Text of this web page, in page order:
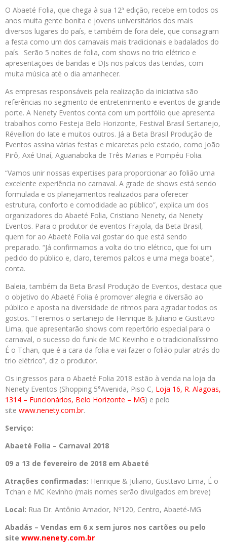
O Abaeté Folia, que chega à sua 12ª edição, recebe em todos os
anos muita gente bonita e jovens universitários dos mais
diversos lugares do país, e também de fora dele, que consagram
a festa como um dos carnavais mais tradicionais e badalados do
país. Serão 5 noites de folia, com shows no trio elétrico e
apresentações de bandas e DJs nos palcos das tendas, com
muita música até o dia amanhecer.
As empresas responsáveis pela realização da iniciativa são
referências no segmento de entretenimento e eventos de grande
porte. A Nenety Eventos conta com um portfólio que apresenta
trabalhos como Festeja Belo Horizonte, Festival Brasil Sertanejo,
Réveillon do Iate e muitos outros. Já a Beta Brasil Produção de
Eventos assina várias festas e micaretas pelo estado, como João
Pirô, Axé Unaí, Aguanaboka de Três Marias e Pompéu Folia.
“Vamos unir nossas expertises para proporcionar ao folião uma
excelente experiência no carnaval. A grade de shows está sendo
formulada e os planejamentos realizados para oferecer
estrutura, conforto e comodidade ao público”, explica um dos
organizadores do Abaeté Folia, Cristiano Nenety, da Nenety
Eventos. Para o produtor de eventos Frajola, da Beta Brasil,
quem for ao Abaeté Folia vai gostar do que está sendo
preparado. “Já confirmamos a volta do trio elétrico, que foi um
pedido do público e, claro, teremos palcos e uma mega boate”,
conta.
Baleia, também da Beta Brasil Produção de Eventos, destaca que
o objetivo do Abaeté Folia é promover alegria e diversão ao
público e aposta na diversidade de ritmos para agradar todos os
gostos. “Teremos o sertanejo de Henrique & Juliano e Gusttavo
Lima, que apresentarão shows com repertório especial para o
carnaval, o sucesso do funk de MC Kevinho e o tradicionalíssimo
É o Tchan, que é a cara da folia e vai fazer o folião pular atrás do
trio elétrico”, diz o produtor.
Os ingressos para o Abaeté Folia 2018 estão à venda na loja da
Nenety Eventos (Shopping 5°Avenida, Piso C, Loja 16, R. Alagoas,
1314 – Funcionários, Belo Horizonte – MG) e pelo
site www.nenety.com.br.
Serviço:
Abaeté Folia – Carnaval 2018
09 a 13 de fevereiro de 2018 em Abaeté
Atrações confirmadas: Henrique & Juliano, Gusttavo Lima, É o
Tchan e MC Kevinho (mais nomes serão divulgados em breve)
Local: Rua Dr. Antônio Amador, Nº120, Centro, Abaeté-MG
Abadás – Vendas em 6 x sem juros nos cartões ou pelo
site www.nenety.com.br